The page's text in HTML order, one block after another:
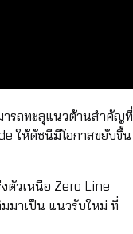
ารถทะลุแนวต้านสำคัญที่
ให้ดัชนีมีโอกาสขยับขึ้น
ตัวเหนือ Zero Line
มาเป็น แนวรับใหม่ ที่